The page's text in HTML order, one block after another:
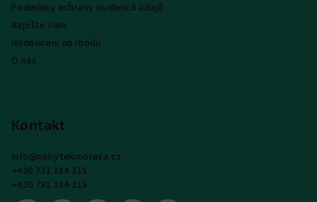
Podmínky ochrany osobních údajů
Napište nám
Hodnocení obchodu
O nás
Kontakt
info@nabytekmorava.cz
+420 731 184 215
+420 731 184 215